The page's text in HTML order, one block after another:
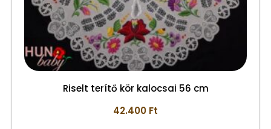
Riselt terítő kör kalocsai 56 cm
42.400 Ft